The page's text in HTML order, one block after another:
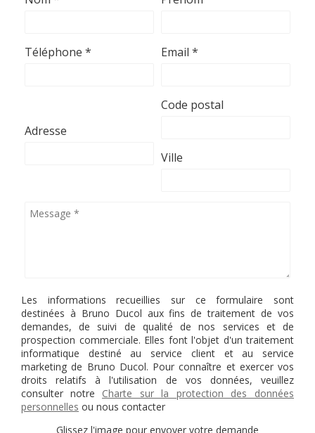
Téléphone * Email *
Adresse
Code postal
Ville
Les informations recueillies sur ce formulaire sont
destinées à Bruno Ducol aux fins de traitement de vos
demandes, de suivi de qualité de nos services et de
prospection commerciale. Elles font l'objet d'un traitement
informatique destiné au service client et au service
marketing de Bruno Ducol. Pour connaître et exercer vos
droits relatifs à l'utilisation de vos données, veuillez
consulter notre Charte sur la protection des données
personnelles ou nous contacter
Glissez l'image pour envoyer votre demande